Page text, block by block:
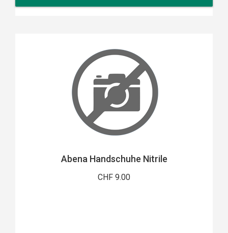
Abena Handschuhe Nitrile
CHF 9.00